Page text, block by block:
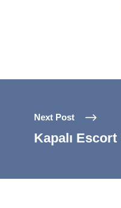
Next Post
Kapalı